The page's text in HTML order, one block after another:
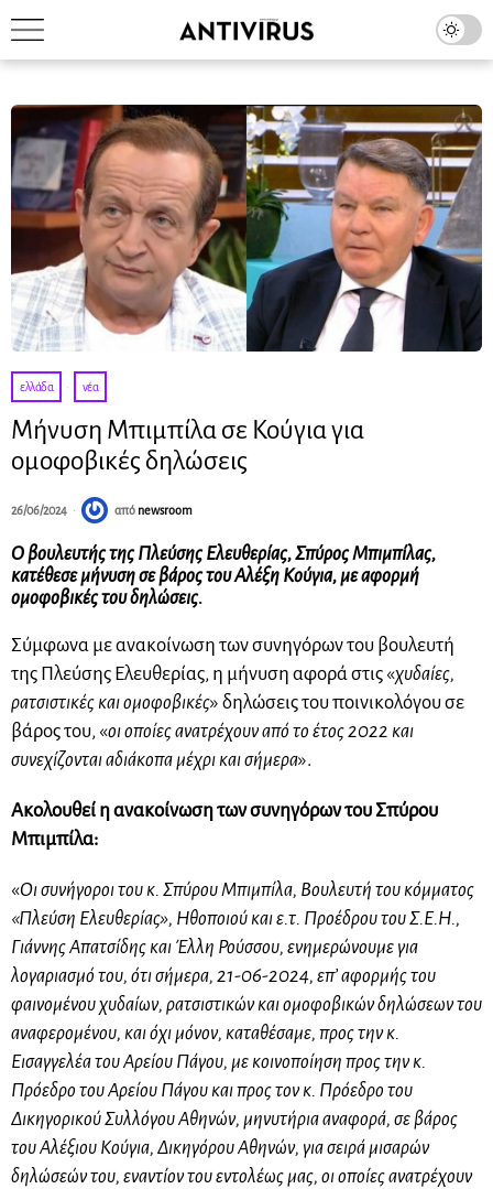
ελλάδα · νέα
Μήνυση Μπιμπίλα σε Κούγια για
ομοφοβικές δηλώσεις
26/06/2024 από newsroom
Ο βουλευτής της Πλεύσης Ελευθερίας, Σπύρος Μπιμπίλας,
κατέθεσε μήνυση σε βάρος του Αλέξη Κούγια, με αφορμή
ομοφοβικές του δηλώσεις.
Σύμφωνα με ανακοίνωση των συνηγόρων του βουλευτή
της Πλεύσης Ελευθερίας, η μήνυση αφορά στις «χυδαίες,
ρατσιστικές και ομοφοβικές» δηλώσεις του ποινικολόγου σε
βάρος του, «οι οποίες ανατρέχουν από το έτος 2022 και
συνεχίζονται αδιάκοπα μέχρι και σήμερα».
Ακολουθεί η ανακοίνωση των συνηγόρων του Σπύρου
Μπιμπίλα:
«Οι συνήγοροι του κ. Σπύρου Μπιμπίλα, Βουλευτή του κόμματος
«Πλεύση Ελευθερίας», Ηθοποιού και ε.τ. Προέδρου του Σ.Ε.Η.,
Γιάννης Απατσίδης και Έλλη Ρούσσου, ενημερώνουμε για
λογαριασμό του, ότι σήμερα, 21-06-2024, επ’ αφορμής του
φαινομένου χυδαίων, ρατσιστικών και ομοφοβικών δηλώσεων του
αναφερομένου, και όχι μόνον, καταθέσαμε, προς την κ.
Εισαγγελέα του Αρείου Πάγου, με κοινοποίηση προς την κ.
Πρόεδρο του Αρείου Πάγου και προς τον κ. Πρόεδρο του
Δικηγορικού Συλλόγου Αθηνών, μηνυτήρια αναφορά, σε βάρος
του Αλέξιου Κούγια, Δικηγόρου Αθηνών, για σειρά μισαρών
δηλώσεών του, εναντίον του εντολέως μας, οι οποίες ανατρέχουν